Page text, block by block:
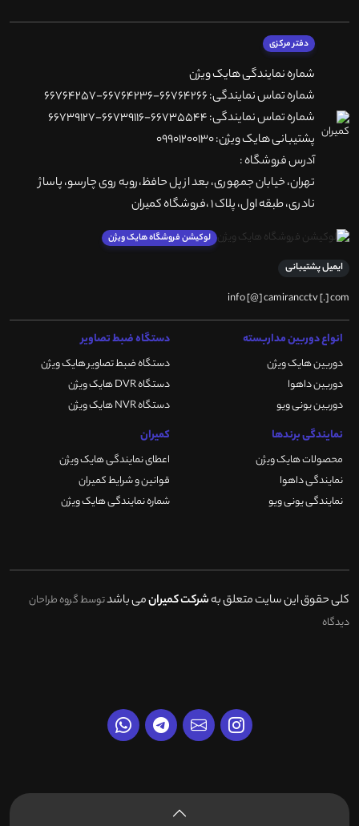
دفتر مرکزی
شماره نمایندگی هایک ویژن
شماره تماس نمایندگی: 66764266-66764236-66764257
شماره تماس نمایندگی: 66735544-66739116-66739127
پشتیبانی هایک ویژن: 09901200130
آدرس فروشگاه :
تهران، خيابان جمهوری، بعد از پل حافظ،روبه روی چارسو، پاساژ
نادری، طبقه اول، پلاک 1 ،فروشگاه کمیران
لوکیشن فروشگاه هایک ویژن
ایمیل پشتیبانی
info [@] camirancctv [.] com
انواع دوربین مداربسته
دوربین هایک ویژن
دوربین داهوا
دوربین یونی ویو
دستگاه ضبط تصاویر
دستگاه ضبط تصاویر هایک ویژن
دستگاه DVR هایک ویژن
دستگاه NVR هایک ویژن
نمایندگی برندها
محصولات هایک ویژن
نمایندگی داهوا
نمایندگی یونی ویو
کمیران
اعطای نمایندگی هایک ویژن
قوانین و شرایط کمیران
شماره نمایندگی هایک ویژن
کلی حقوق این سایت متعلق بهشرکت کمیرانمی باشدتوسط گروه طراحان
دیدگاه